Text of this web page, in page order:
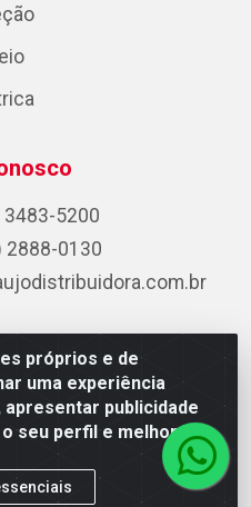
próprios e de
uma experiência
publicidade
seu perfil e melhorar a
3483-5200
2888-0130
Carneiro de Campos, 42 -
RJ - CEP 20.920-410 -
0003-85